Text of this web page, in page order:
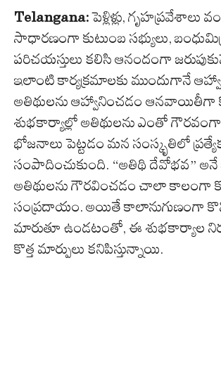
Telangana:పెళ్లిళ్లు, గృహప్రవేశాలు
సాధారణంగా కుటుంబ సభ్యులు,
పరిచయస్తులు కలిసి ఆనందంగా
ఇలాంటి కార్యక్రమాలకు ముందుగానే
అతిథులను ఆహ్వానించడం ఆనవాయితీగా
శుభకార్యాల్లో అతిథులను ఎంతో
భోజనాలు పెట్టడం మన సంస్కృతిలో
సంపాదించుకుంది. “అతిథి దేవోభవ”
అతిథులను గౌరవించడం చాలా కాలంగా
సంప్రదాయం. అయితే కాలానుగుణంగా కొన్ని
మారుతూ ఉండటంతో, ఈ శుభకార్యాల
కొత్త మార్పులు కనిపిస్తున్నాయి.